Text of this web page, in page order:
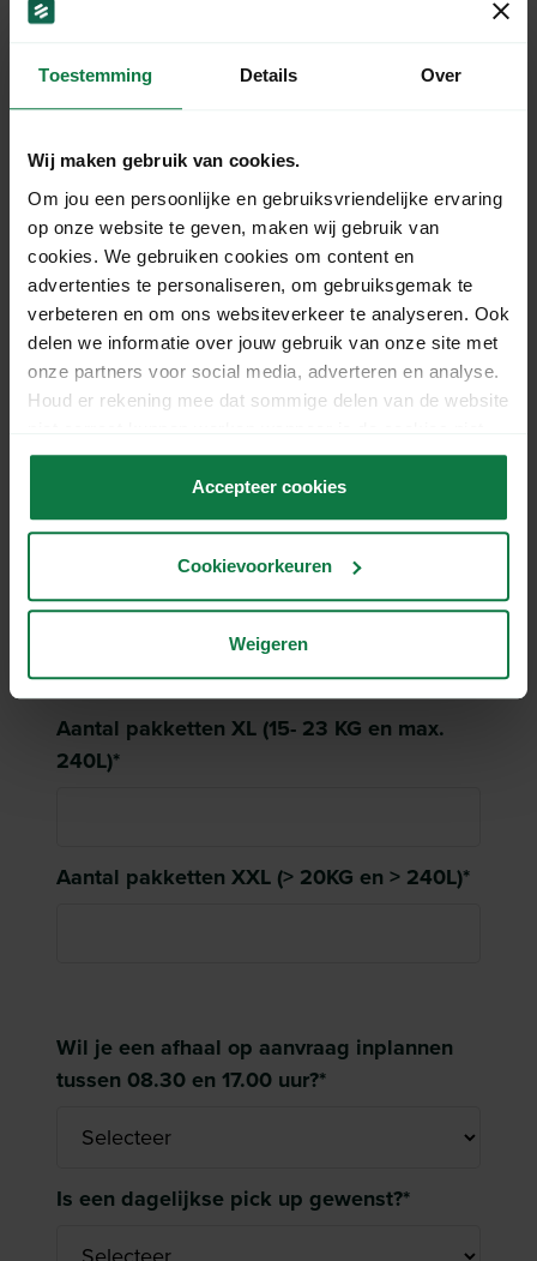
Toestemming Details Over
Wij maken gebruik van cookies.
Om jou een persoonlijke en gebruiksvriendelijke ervaring
op onze website te geven, maken wij gebruik van
cookies. We gebruiken cookies om content en
advertenties te personaliseren, om gebruiksgemak te
verbeteren en om ons websiteverkeer te analyseren. Ook
delen we informatie over jouw gebruik van onze site met
onze partners voor social media, adverteren en analyse.
Houd er rekening mee dat sommige delen van de website
accepteert.
Accepteer cookies
Cookievoorkeuren
Weigeren
Geschat verzendprofiel
Aantal pakketten S (0 – 5 KG en max. 10L) *
24L)*
Aantal pakketten L (10 – 15 KG en max.
60L)*
Aantal pakketten XL (15- 23 KG en max.
240L)*
Aantal pakketten XXL (> 20KG en > 240L)*
Wil je een afhaal op aanvraag inplannen
tussen 08.30 en 17.00 uur?*
Is een dagelijkse pick up gewenst?*